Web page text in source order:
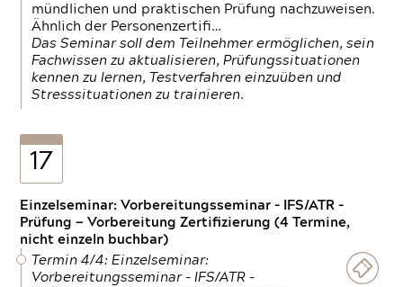
mündlichen und praktischen Prüfung nachzuweisen.
Ähnlich der Personenzertifi…
Das Seminar soll dem Teilnehmer ermöglichen, sein
Fachwissen zu aktualisieren, Prüfungssituationen
kennen zu lernen, Testverfahren einzuüben und
Stresssituationen zu trainieren.
17
Einzelseminar: Vorbereitungsseminar - IFS/ATR -
Prüfung — Vorbereitung Zertifizierung (4 Termine,
nicht einzeln buchbar)
Termin 4/4: Einzelseminar:
Vorbereitungsseminar - IFS/ATR -